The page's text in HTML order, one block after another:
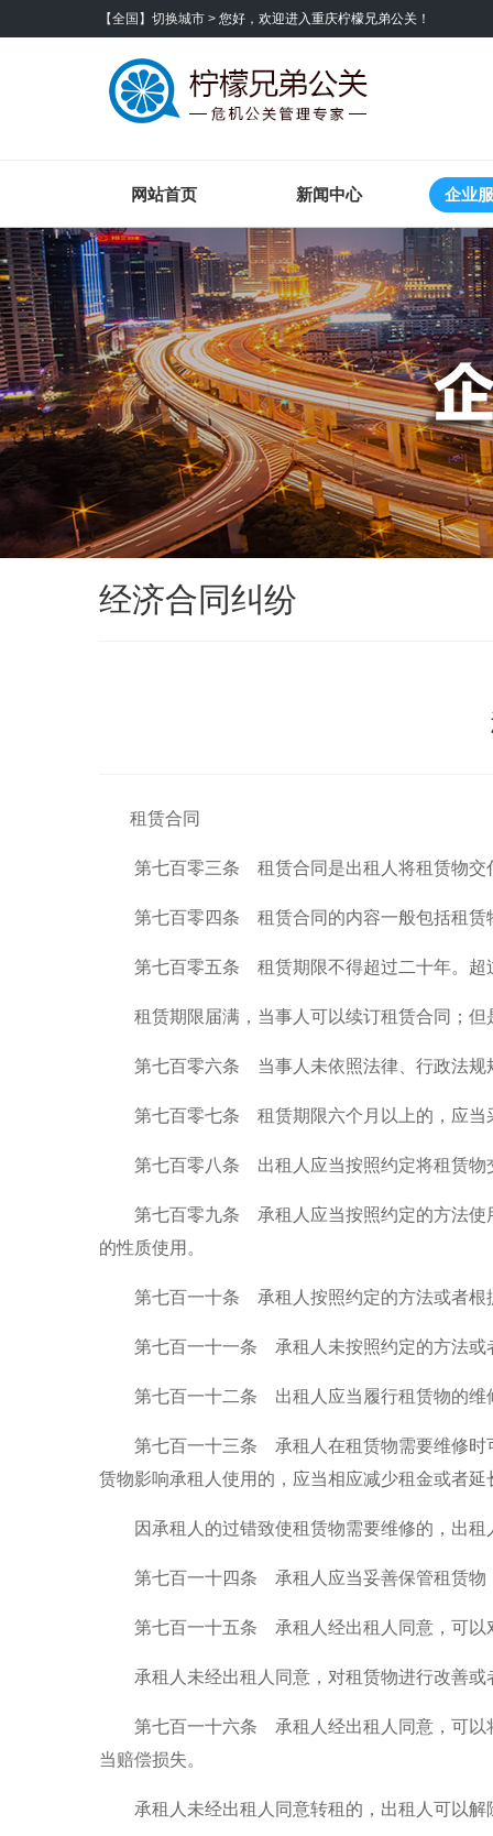
【全国】切换城市 > 您好，欢迎进入重庆柠檬兄弟公关！
网站首页 新闻中心 企业
经济合同纠纷
租赁合同
第七百零三条 租赁合同是出租人将租赁物交
第七百零四条 租赁合同的内容一般包括租赁物
第七百零五条 租赁期限不得超过二十年。超
租赁期限届满，当事人可以续订租赁合同；但
第七百零六条 当事人未依照法律、行政法规
第七百零七条 租赁期限六个月以上的，应当采
第七百零八条 出租人应当按照约定将租赁物
第七百零九条 承租人应当按照约定的方法使用
的性质使用。
第七百一十条 承租人按照约定的方法或者根据
第七百一十一条 承租人未按照约定的方法或者
第七百一十二条 出租人应当履行租赁物的维
第七百一十三条 承租人在租赁物需要维修时可
赁物影响承租人使用的，应当相应减少租金或者延
因承租人的过错致使租赁物需要维修的，出租
第七百一十四条 承租人应当妥善保管租赁物
第七百一十五条 承租人经出租人同意，可以
承租人未经出租人同意，对租赁物进行改善或
第七百一十六条 承租人经出租人同意，可以将
当赔偿损失。
承租人未经出租人同意转租的，出租人可以解